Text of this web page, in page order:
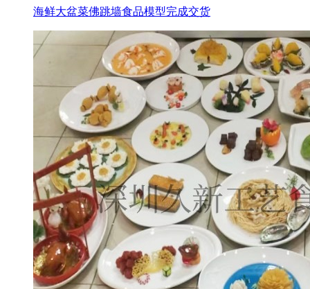
海鲜大盆菜佛跳墙食品模型完成交货